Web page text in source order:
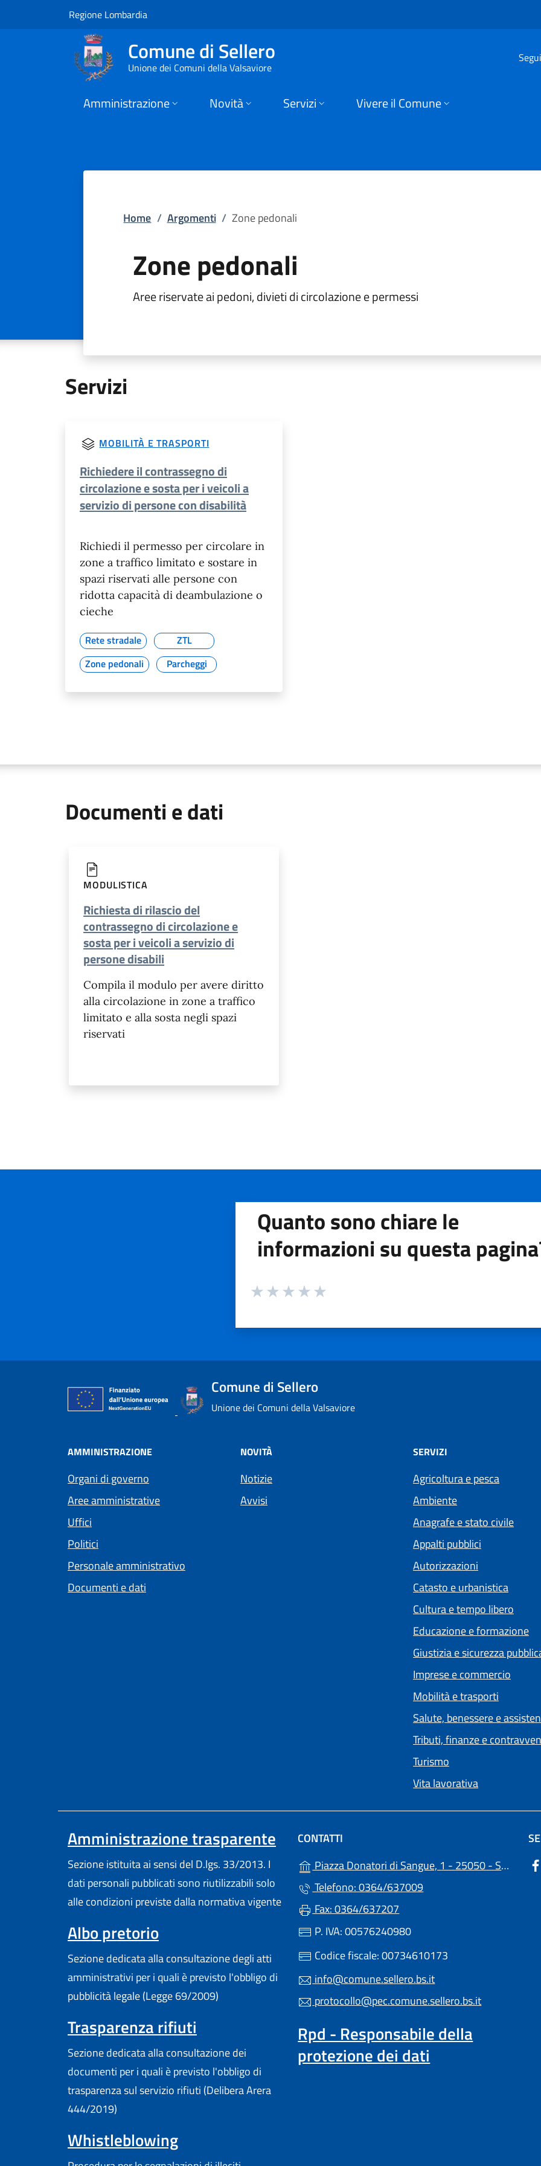
Vai al contenuto principale
Zone pedonali | Comune di Sellero
Regione Lombardia
Comune di Sellero
Unione dei Comuni della Valsaviore
Amministrazione Novità Servizi Vivere il Comune
Home / Argomenti / Zone pedonali
Zone pedonali
Aree riservate ai pedoni, divieti di circolazione e permessi
Servizi
MOBILITÀ E TRASPORTI
Richiedere il contrassegno di
circolazione e sosta per i veicoli a
servizio di persone con disabilità
Richiedi il permesso per circolare in
zone a traffico limitato e sostare in
spazi riservati alle persone con
ridotta capacità di deambulazione o
cieche
Rete stradale
ZTL
Zone pedonali
Parcheggi
Documenti e dati
MODULISTICA
Richiesta di rilascio del
contrassegno di circolazione e
sosta per i veicoli a servizio di
persone disabili
Compila il modulo per avere diritto
alla circolazione in zone a traffico
limitato e alla sosta negli spazi
riservati
Quanto sono chiare le
informazioni su questa
Valuta da 1 a 5 stelle la pagina
Comune di Sellero
Unione dei Comuni della Valsaviore
AMMINISTRAZIONE
Organi di governo
Aree amministrative
Uffici
Politici
Personale amministrativo
Documenti e dati
NOVITÀ
Notizie
Avvisi
SERVIZI
Agricoltura e pesca
Ambiente
Anagrafe e stato civile
Appalti pubblici
Autorizzazioni
Catasto e urbanistica
Cultura e tempo libero
Educazione e formazione
Giustizia e sicurezza
Imprese e commercio
Mobilità e trasporti
Salute, benessere e
Tributi, finanze e
Turismo
Vita lavorativa
Amministrazione trasparente
Sezione istituita ai sensi del D.lgs. 33/2013. I
dati personali pubblicati sono riutilizzabili solo
alle condizioni previste dalla normativa vigente
Albo pretorio
Sezione dedicata alla consultazione degli atti
amministrativi per i quali è previsto l'obbligo di
pubblicità legale (Legge 69/2009)
Trasparenza rifiuti
Sezione dedicata alla consultazione dei
documenti per i quali è previsto l'obbligo di
trasparenza sul servizio rifiuti (Delibera Arera
444/2019)
Whistleblowing
CONTATTI
Piazza Donatori di Sangue, 1 - 25050 - Sellero (BS)
Telefono: 0364/637009
Fax: 0364/637207
P. IVA: 00576240980
Codice fiscale: 00734610173
info@comune.sellero.bs.it
protocollo@pec.comune.sellero.bs.it
Rpd - Responsabile della
protezione dei dati